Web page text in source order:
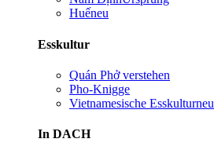
Huếneu
Esskultur
Quán Phở verstehen
Pho-Knigge
Vietnamesische Esskulturneu
In DACH